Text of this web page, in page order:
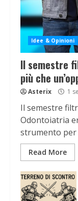
Idee & Opinioni
Il semestre
più che
Asterix 1
Il semestre
Odontoiatria
strumento per
Read More